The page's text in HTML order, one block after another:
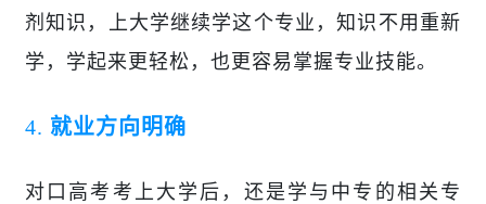
剂知识，上大学继续学这个专业，知识不用重新
学，学起来更轻松，也更容易掌握专业技能。
4. 就业方向明确
对口高考考上大学后，还是学 与 中专的相关专